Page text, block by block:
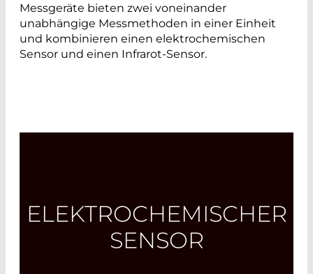
Messgeräte bieten zwei voneinander
unabhängige Messmethoden in einer Einheit
und kombinieren einen elektrochemischen
Sensor und einen Infrarot-Sensor.
ELEKTROCHEMISCHER
SENSOR